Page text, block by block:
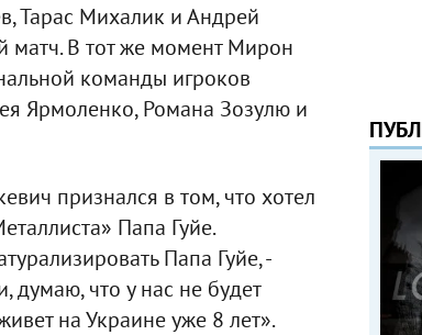
Тарас Михалик и Андрей
матч. В тот же момент Мирон
команды игроков
Ярмоленко, Романа Зозулю и
признался в том, что хотел
Папа Гуйе.
Папа Гуйе, -
думаю, что у нас не будет
на Украине уже 8 лет».